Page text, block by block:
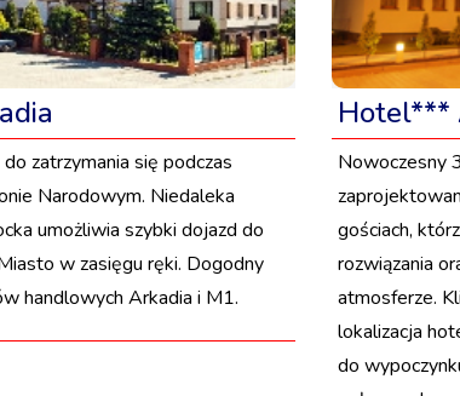
zatrzymania się podczas
Narodowym. Niedaleka
umożliwia szybki dojazd do
w zasięgu ręki. Dogodny
handlowych Arkadia i M1.
Hotel***
Nowoczesny
gościach,
rozwiązania
atmosferze.
lokalizacja
do